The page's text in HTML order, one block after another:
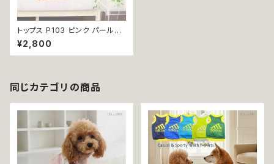
トップス P103 ピンク パール調
ビーズ りぼん トレーナー スエッ
ト ハンドメイド カジュアル おし
ゃれ シンプル デイリー ドッグウ
¥2,800
同じカテゴリの商品